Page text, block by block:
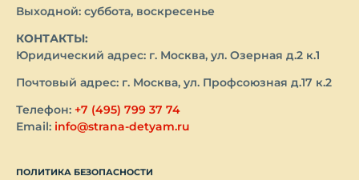
Выходной: суббота, воскресенье
КОНТАКТЫ:
Юридический адрес: г. Москва, ул. Озерная д.2 к.1
Почтовый адрес: г. Москва, ул. Профсоюзная д.17 к.2
Телефон: +7 (495) 799 37 74
Email: info@strana-detyam.ru
ПОЛИТИКА БЕЗОПАСНОСТИ